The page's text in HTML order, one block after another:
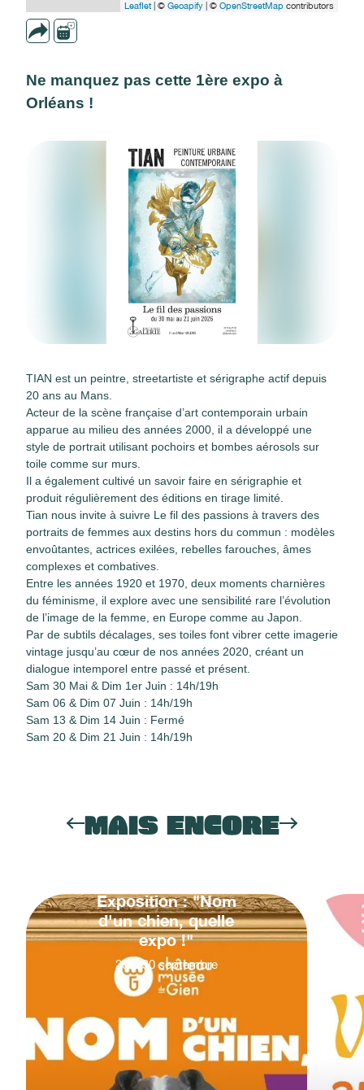
Leaflet| © Geoapify | © OpenStreetMap contributors
Ne manquez pas cette 1ère expo à
Orléans !
TIAN est un peintre, streetartiste et sérigraphe actif depuis
20 ans au Mans.
Acteur de la scène française d’art contemporain urbain
apparue au milieu des années 2000, il a développé une
style de portrait utilisant pochoirs et bombes aérosols sur
toile comme sur murs.
Il a également cultivé un savoir faire en sérigraphie et
produit régulièrement des éditions en tirage limité.
Tian nous invite à suivre Le fil des passions à travers des
portraits de femmes aux destins hors du commun : modèles
envoûtantes, actrices exilées, rebelles farouches, âmes
complexes et combatives.
Entre les années 1920 et 1970, deux moments charnières
du féminisme, il explore avec une sensibilité rare l’évolution
de l’image de la femme, en Europe comme au Japon.
Par de subtils décalages, ses toiles font vibrer cette imagerie
vintage jusqu’au cœur de nos années 2020, créant un
dialogue intemporel entre passé et présent.
Sam 30 Mai & Dim 1er Juin : 14h/19h
Sam 06 & Dim 07 Juin : 14h/19h
Sam 13 & Dim 14 Juin : Fermé
Sam 20 & Dim 21 Juin : 14h/19h
MAIS ENCORE
Exposition : "Nom
d'un chien, quelle
expo !"
20 30 septembre